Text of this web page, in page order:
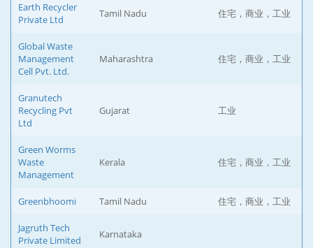
Earth Recycler
Private Ltd
Tamil Nadu 住宅，商业，工业
Global Waste
Management
Cell Pvt. Ltd.
Maharashtra 住宅，商业，工业
Granutech
Recycling Pvt
Ltd
Gujarat 工业
Green Worms
Waste
Management
Kerala 住宅，商业，工业
Greenbhoomi Tamil Nadu 住宅，商业，工业
Jagruth Tech
Private Limited
Karnataka